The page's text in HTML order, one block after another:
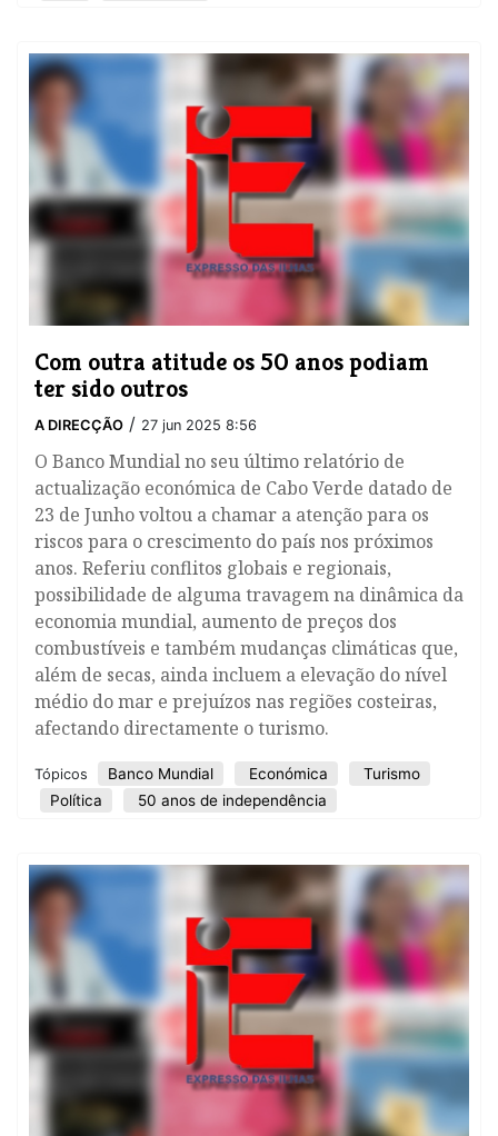
Com outra atitude os 50 anos podiam
ter sido outros
A DIRECÇÃO / 27 jun 2025 8:56
O Banco Mundial no seu último relatório de
actualização económica de Cabo Verde datado de
23 de Junho voltou a chamar a atenção para os
riscos para o crescimento do país nos próximos
anos. Referiu conflitos globais e regionais,
possibilidade de alguma travagem na dinâmica da
economia mundial, aumento de preços dos
combustíveis e também mudanças climáticas que,
além de secas, ainda incluem a elevação do nível
médio do mar e prejuízos nas regiões costeiras,
afectando directamente o turismo.
Tópicos Banco Mundial Económica
Turismo
Política
50 anos de independência